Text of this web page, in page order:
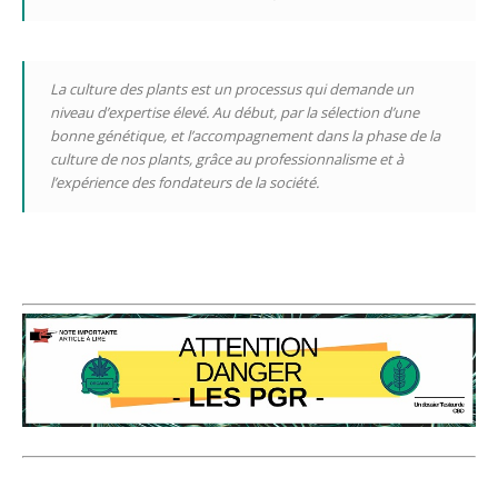
La culture des plants est un processus qui demande un
niveau d’expertise élevé. Au début, par la sélection d’une
bonne génétique, et l’accompagnement dans la phase de la
culture de nos plants, grâce au professionnalisme et à
l’expérience des fondateurs de la société.